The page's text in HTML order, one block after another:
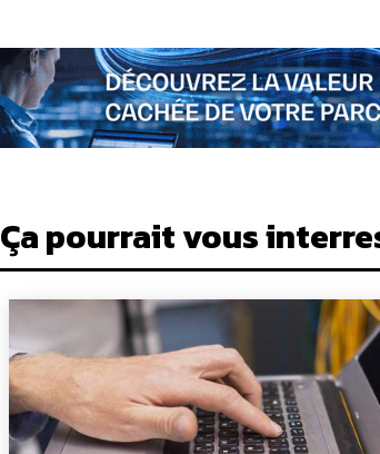
Ça pourrait vous